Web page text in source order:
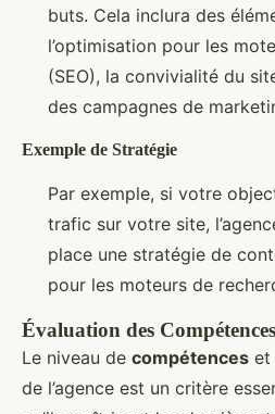
buts. Cela inclura des
l’optimisation pour les
(SEO), la convivialité du
des campagnes de
Exemple de Stratégie
Par exemple, si votre
trafic sur votre site,
place une stratégie de
pour les moteurs de
Évaluation des
Le niveau de compétences et
de l’agence est un critère